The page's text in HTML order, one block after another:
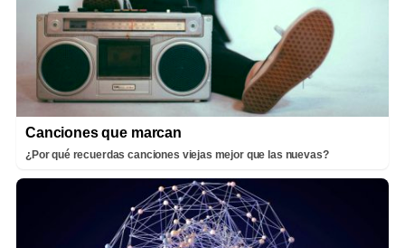
Canciones que marcan
¿Por qué recuerdas canciones viejas mejor que las nuevas?